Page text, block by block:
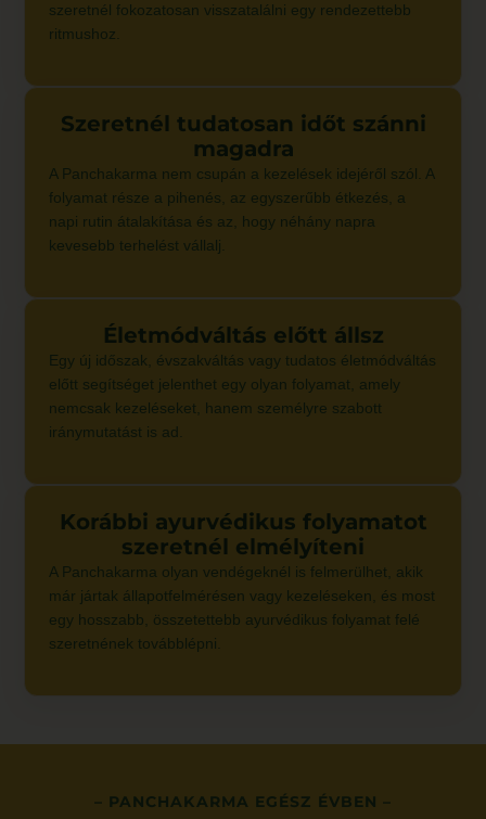
szeretnél fokozatosan visszatalálni egy rendezettebb
ritmushoz.
Szeretnél tudatosan időt szánni
magadra
A Panchakarma nem csupán a kezelések idejéről szól. A
folyamat része a pihenés, az egyszerűbb étkezés, a
napi rutin átalakítása és az, hogy néhány napra
kevesebb terhelést vállalj.
Életmódváltás előtt állsz
Egy új időszak, évszakváltás vagy tudatos életmódváltás
előtt segítséget jelenthet egy olyan folyamat, amely
nemcsak kezeléseket, hanem személyre szabott
iránymutatást is ad.
Korábbi ayurvédikus folyamatot
szeretnél elmélyíteni
A Panchakarma olyan vendégeknél is felmerülhet, akik
már jártak állapotfelmérésen vagy kezeléseken, és most
egy hosszabb, összetettebb ayurvédikus folyamat felé
szeretnének továbblépni.
– PANCHAKARMA EGÉSZ ÉVBEN –